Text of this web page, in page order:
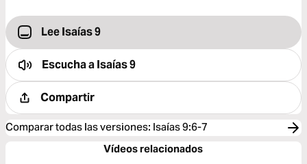
Lee Isaías 9
Escucha aIsaías 9
Compartir
Comparar todas las versiones: Isaías 9:6-7
Vídeos relacionados